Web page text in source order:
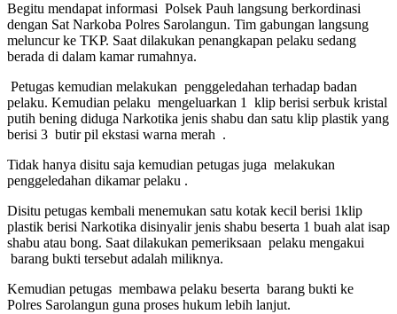
Begitu mendapat informasi Polsek Pauh langsung berkordinasi
dengan Sat Narkoba Polres Sarolangun. Tim gabungan langsung
meluncur ke TKP. Saat dilakukan penangkapan pelaku sedang
berada di dalam kamar rumahnya.
Petugas kemudian melakukan penggeledahan terhadap badan
pelaku. Kemudian pelaku mengeluarkan 1 klip berisi serbuk kristal
putih bening diduga Narkotika jenis shabu dan satu klip plastik yang
berisi 3 butir pil ekstasi warna merah .
Tidak hanya disitu saja kemudian petugas juga melakukan
penggeledahan dikamar pelaku .
Disitu petugas kembali menemukan satu kotak kecil berisi 1klip
plastik berisi Narkotika disinyalir jenis shabu beserta 1 buah alat isap
shabu atau bong. Saat dilakukan pemeriksaan pelaku mengakui
barang bukti tersebut adalah miliknya.
Kemudian petugas membawa pelaku beserta barang bukti ke
Polres Sarolangun guna proses hukum lebih lanjut.